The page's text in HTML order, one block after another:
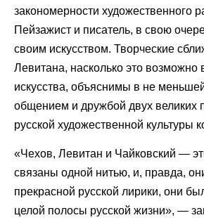
закономерности художественного
Пейзажист и писатель, в свою
своим искусством. Творческие
Левитана, насколько это возможно
искусства, объяснимы в не
общением и дружбой двух великих
русской художественной культуры
«Чехов, Левитан и Чайковский —
связаны одной нитью, и, правда,
прекрасной русской лирики, они
целой полосы русской жизни», —